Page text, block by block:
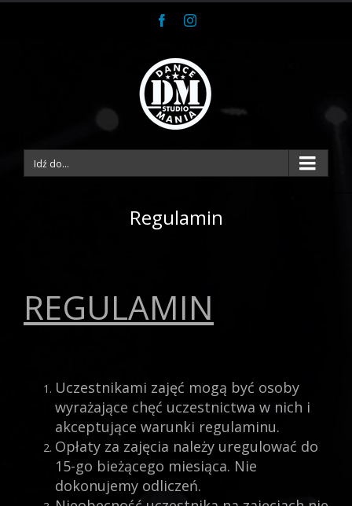
FacebookInstagram
Idź do...
Regulamin
REGULAMIN
Uczestnikami zajęć mogą być osoby
wyrażające chęć uczestnictwa w nich i
akceptujące warunki regulaminu.
Opłaty za zajęcia należy uregulować do
15-go bieżącego miesiąca. Nie
dokonujemy odliczeń.